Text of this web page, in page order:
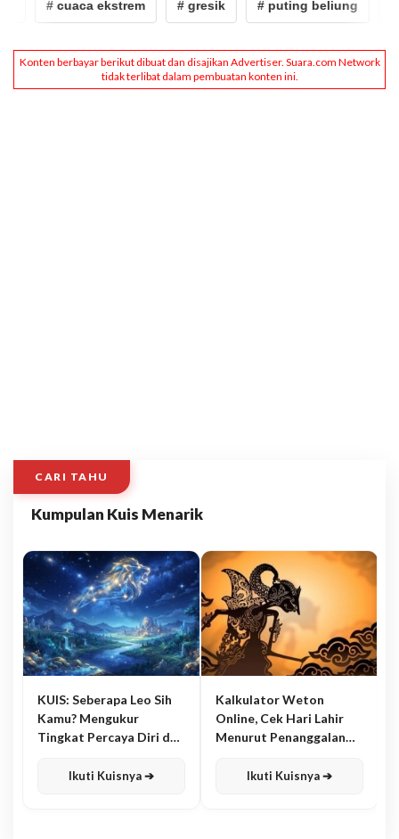
# cuaca ekstrem # gresik # puting beliung
CARI TAHU
Kumpulan Kuis Menarik
KUIS: Seberapa Leo Sih
Kamu? Mengukur
Tingkat Percaya Diri dan
Ikuti Kuisnya ➔
Kalkulator Weton
Online, Cek Hari Lahir
Menurut Penanggalan
Ikuti Kuisnya ➔